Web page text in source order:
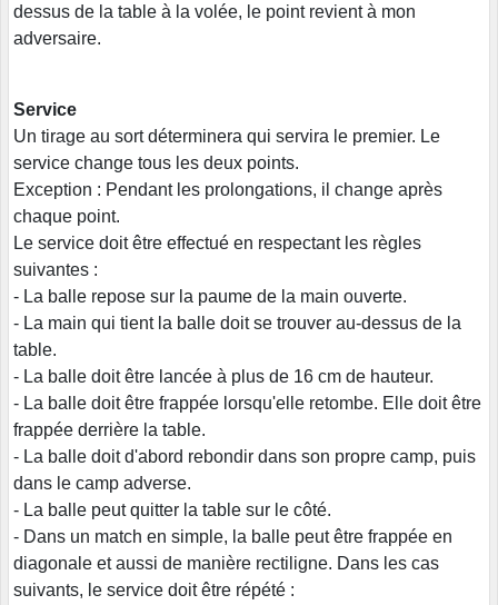
dessus de la table à la volée, le point revient à mon
adversaire.
Service
Un tirage au sort déterminera qui servira le premier. Le
service change tous les deux points.
Exception : Pendant les prolongations, il change après
chaque point.
Le service doit être effectué en respectant les règles
suivantes :
- La balle repose sur la paume de la main ouverte.
- La main qui tient la balle doit se trouver au-dessus de la
table.
- La balle doit être lancée à plus de 16 cm de hauteur.
- La balle doit être frappée lorsqu'elle retombe. Elle doit être
frappée derrière la table.
- La balle doit d'abord rebondir dans son propre camp, puis
dans le camp adverse.
- La balle peut quitter la table sur le côté.
- Dans un match en simple, la balle peut être frappée en
diagonale et aussi de manière rectiligne. Dans les cas
suivants, le service doit être répété :